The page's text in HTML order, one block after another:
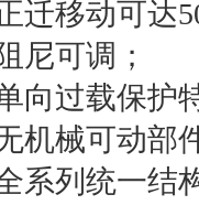
迁移动可达
尼可调；
向过载保护
机械可动部
系列统一结